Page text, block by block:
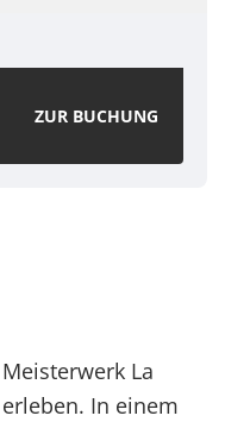
ZUR BUCHUNG
La
In einem